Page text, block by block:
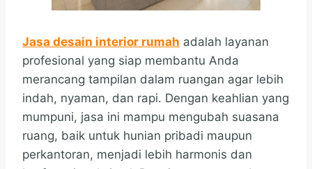
Jasa desain interior rumah adalah layanan
profesional yang siap membantu Anda
merancang tampilan dalam ruangan agar lebih
indah, nyaman, dan rapi. Dengan keahlian yang
mumpuni, jasa ini mampu mengubah suasana
ruang, baik untuk hunian pribadi maupun
perkantoran, menjadi lebih harmonis dan